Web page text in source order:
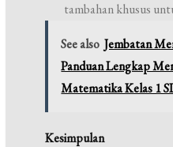
tambahan khusus
See also Jembatan
Panduan Lengkap
Matematika Kelas 1
Kesimpulan